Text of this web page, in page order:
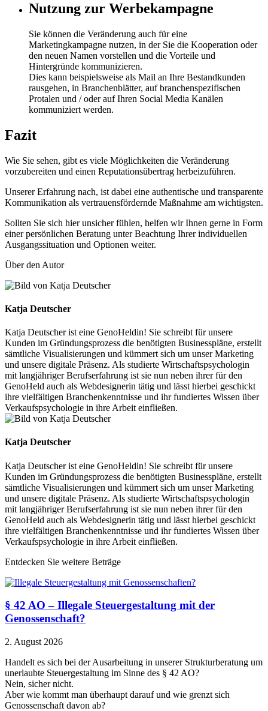
Nutzung zur Werbekampagne
Sie können die Veränderung auch für eine
Marketingkampagne nutzen, in der Sie die Kooperation oder
den neuen Namen vorstellen und die Vorteile und
Hintergründe kommunizieren.
Dies kann beispielsweise als Mail an Ihre Bestandkunden
rausgehen, in Branchenblätter, auf branchenspezifischen
Protalen und / oder auf Ihren Social Media Kanälen
kommuniziert werden.
Fazit
Wie Sie sehen, gibt es viele Möglichkeiten die Veränderung
vorzubereiten und einen Reputationsübertrag herbeizuführen.
Unserer Erfahrung nach, ist dabei eine authentische und transparente
Kommunikation als vertrauensfördernde Maßnahme am wichtigsten.
Sollten Sie sich hier unsicher fühlen, helfen wir Ihnen gerne in Form
einer persönlichen Beratung unter Beachtung Ihrer individuellen
Ausgangssituation und Optionen weiter.
Über den Autor
Katja Deutscher
Katja Deutscher ist eine GenoHeldin! Sie schreibt für unsere
Kunden im Gründungsprozess die benötigten Businesspläne, erstellt
sämtliche Visualisierungen und kümmert sich um unser Marketing
und unsere digitale Präsenz. Als studierte Wirtschaftspsychologin
mit langjähriger Berufserfahrung ist sie nun neben ihrer für den
GenoHeld auch als Webdesignerin tätig und lässt hierbei geschickt
ihre vielfältigen Branchenkenntnisse und ihr fundiertes Wissen über
Verkaufspsychologie in ihre Arbeit einfließen.
Katja Deutscher
Katja Deutscher ist eine GenoHeldin! Sie schreibt für unsere
Kunden im Gründungsprozess die benötigten Businesspläne, erstellt
sämtliche Visualisierungen und kümmert sich um unser Marketing
und unsere digitale Präsenz. Als studierte Wirtschaftspsychologin
mit langjähriger Berufserfahrung ist sie nun neben ihrer für den
GenoHeld auch als Webdesignerin tätig und lässt hierbei geschickt
ihre vielfältigen Branchenkenntnisse und ihr fundiertes Wissen über
Verkaufspsychologie in ihre Arbeit einfließen.
Entdecken Sie weitere Beträge
§ 42 AO – Illegale Steuergestaltung mit der
Genossenschaft?
2. August 2026
Handelt es sich bei der Ausarbeitung in unserer Strukturberatung um
unerlaubte Steuergestaltung im Sinne des § 42 AO?
Nein, sicher nicht.
Aber wie kommt man überhaupt darauf und wie grenzt sich
Genossenschaft davon ab?